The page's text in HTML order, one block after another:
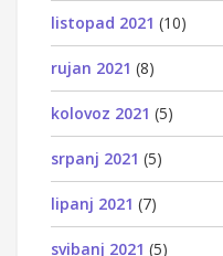
listopad 2021 (10)
rujan 2021 (8)
kolovoz 2021 (5)
srpanj 2021 (5)
lipanj 2021 (7)
svibanj 2021 (5)